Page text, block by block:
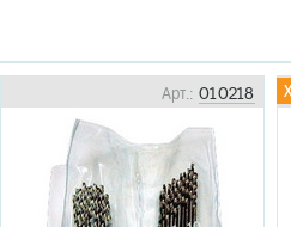
Арт.:010218